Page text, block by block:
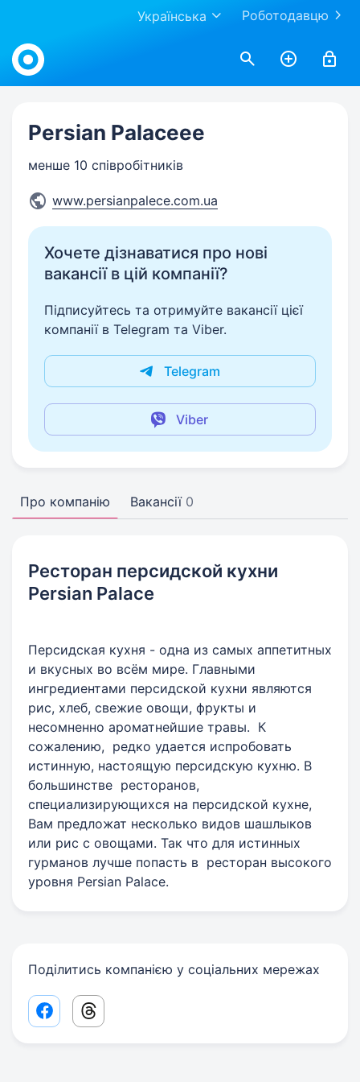
Роботодавцю
Українська
Work.ua
Persian Palaceee
менше 10 співробітників
www.persianpalece.com.ua
Хочете дізнаватися про нові
вакансії в цій компанії?
Підписуйтесь та отримуйте вакансії цієї
компанії в Telegram та Viber.
Telegram
Viber
Про компанію Вакансії 0
Ресторан персидской кухни
Persian Palace
Персидская кухня - одна из самых аппетитных
и вкусных во всём мире. Главными
ингредиентами персидской кухни являются
рис, хлеб, свежие овощи, фрукты и
несомненно ароматнейшие травы. К
сожалению, редко удается испробовать
истинную, настоящую персидскую кухню. В
большинстве ресторанов,
специализирующихся на персидской кухне,
Вам предложат несколько видов шашлыков
или рис с овощами. Так что для истинных
гурманов лучше попасть в ресторан высокого
уровня Persian Palace.
Поділитись компанією у соціальних мережах
Facebook share link
Threads share link